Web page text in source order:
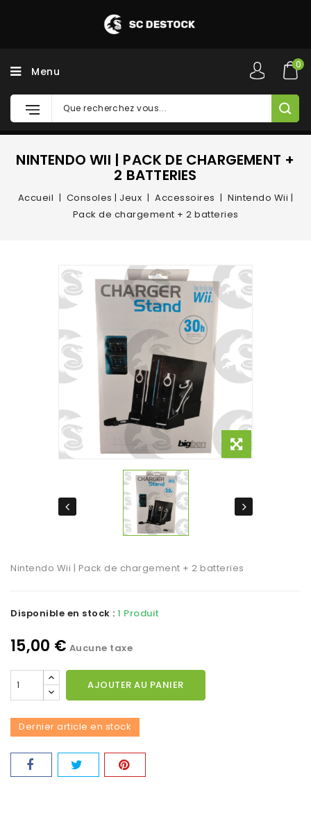
Menu
0
NINTENDO WII | PACK DE CHARGEMENT +
2 BATTERIES
Accueil Consoles | Jeux Accessoires
Nintendo Wii |
Pack de chargement + 2 batteries
Nintendo Wii | Pack de chargement + 2 batteries
Disponible en stock : 1 Produit
15,00 € Aucune taxe
AJOUTER AU PANIER
Dernier article en stock